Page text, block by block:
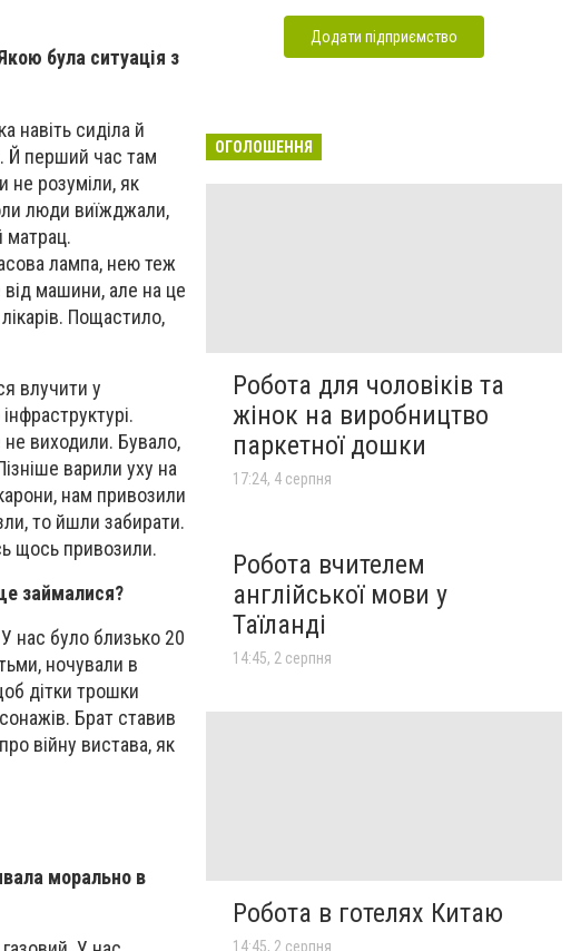
була ситуація з
навіть сиділа й
Й перший час там
не розуміли, як
люди виїжджали,
матрац.
лампа, нею теж
машини, але на це
Пощастило,
влучити у
виходили. Бувало,
варили уху на
нам привозили
то йшли забирати.
щось привозили.
займалися?
У нас було близько 20
ночували в
дітки трошки
Брат ставив
війну вистава, як
морально в
Додати підприємство
ОГОЛОШЕННЯ
Робота для чоловіків та
жінок на виробництво
паркетної дошки
17:24, 4 серпня
Робота вчителем
англійської мови у
Таїланді
14:45, 2 серпня
Робота в готелях Китаю
14:45, 2 серпня